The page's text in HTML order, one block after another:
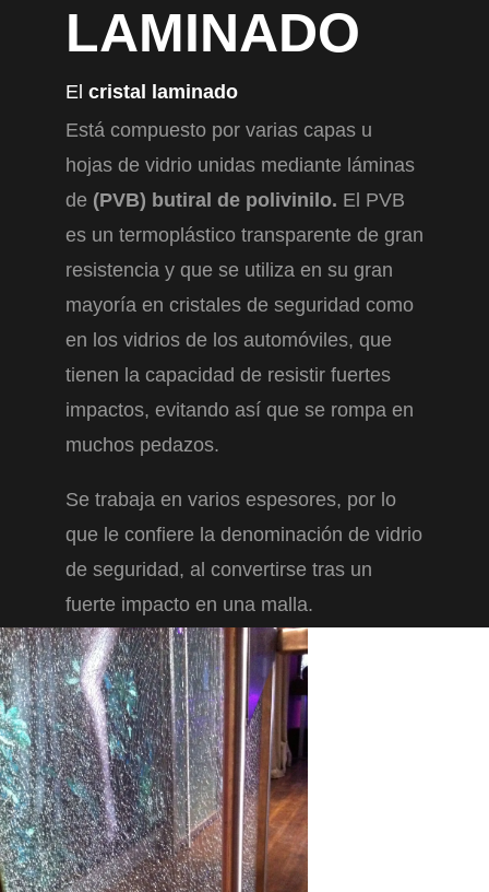
LAMINADO
El cristal laminado
Está compuesto por varias capas u
hojas de vidrio unidas mediante láminas
de (PVB) butiral de polivinilo. El PVB
es un termoplástico transparente de gran
resistencia y que se utiliza en su gran
mayoría en cristales de seguridad como
en los vidrios de los automóviles, que
tienen la capacidad de resistir fuertes
impactos, evitando así que se rompa en
muchos pedazos.
Se trabaja en varios espesores, por lo
que le confiere la denominación de vidrio
de seguridad, al convertirse tras un
fuerte impacto en una malla.